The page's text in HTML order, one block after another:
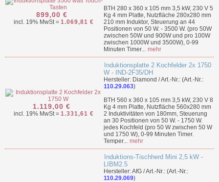
899,00 €
incl. 19% MwSt = 1.069,81 €
BTH 280 x 360 x 105 mm 3,5 kW, 230 V 5
Kg 4 mm Platte, Nutzfläche 280x280 mm
210 mm Induktor, Steuerung an 44
Positionen von 50 W. - 3500 W. (pro 50W
zwischen 50W und 900W und pro 100W
zwischen 1000W und 3500W), 0-99
Minuten Timer... mehr
1.119,00 €
incl. 19% MwSt = 1.331,61 €
Induktionsplatte 2 Kochfelder 2x 1750
W - IND-2F35/DH
Hersteller: Diamond / Art.-Nr.: (Art.-Nr.:
110.29.063)
BTH 560 x 360 x 105 mm 3,5 kW, 230 V 8
Kg 4 mm Platte, Nutzfläche 560x280 mm
2 Induktivitäten von 180mm, Steuerung
an 30 Positionen von 50 W. - 1750 W.
jedes Kochfeld (pro 50 W zwischen 50 W
und 1750 W), 0-99 Minuten Timer.
Temper... mehr
Induktions-Tischherd Mini 2,5 kW -
LIBM2.5
Hersteller: AfG / Art.-Nr.: (Art.-Nr.:
110.29.069)